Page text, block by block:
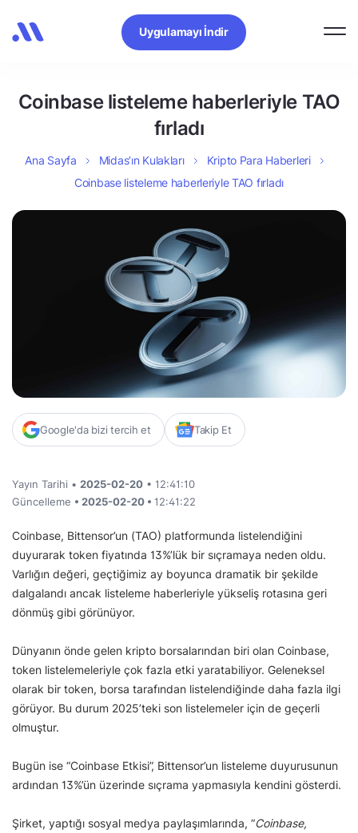
Uygulamayı İndir
Coinbase listeleme haberleriyle TAO
fırladı
Ana Sayfa Midas’ın Kulakları
Kripto Para Haberleri
Coinbase listeleme haberleriyle TAO fırladı
Google'da bizi tercih et Takip Et
Yayın Tarihi • 2025-02-20 • 12:41:10
Güncelleme • 2025-02-20 • 12:41:22
Coinbase, Bittensor’un (TAO) platformunda listelendiğini
duyurarak token fiyatında 13%’lük bir sıçramaya neden oldu.
Varlığın değeri, geçtiğimiz ay boyunca dramatik bir şekilde
dalgalandı ancak listeleme haberleriyle yükseliş rotasına geri
dönmüş gibi görünüyor.
Dünyanın önde gelen kripto borsalarından biri olan Coinbase,
token listelemeleriyle çok fazla etki yaratabiliyor. Geleneksel
olarak bir token, borsa tarafından listelendiğinde daha fazla ilgi
görüyor. Bu durum 2025’teki son listelemeler için de geçerli
olmuştur.
Bugün ise “Coinbase Etkisi”, Bittensor’un listeleme duyurusunun
ardından 13%’ün üzerinde sıçrama yapmasıyla kendini gösterdi.
Şirket, yaptığı sosyal medya paylaşımlarında, “Coinbase,